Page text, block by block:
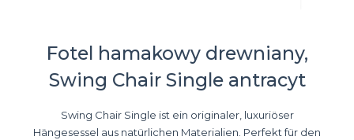
Fotel hamakowy drewniany,
Swing Chair Single antracyt
Swing Chair Single ist ein originaler, luxuriöser
Hängesessel aus natürlichen Materialien. Perfekt für den